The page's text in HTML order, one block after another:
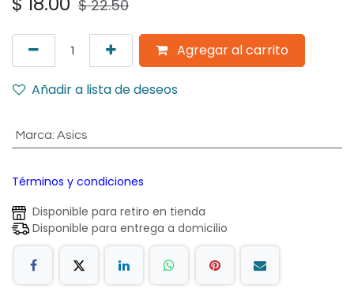
$22.50
Agregar al carrito
Añadir a lista de deseos
Marca: Asics
Términos y condiciones
Disponible para retiro en tienda
Disponible para entrega a domicilio